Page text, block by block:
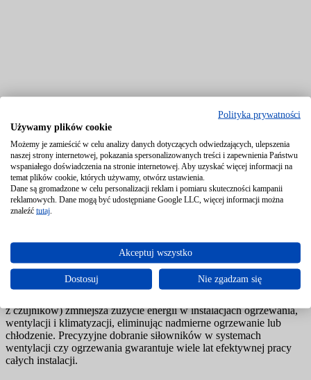
1. Regulacja temperatury i wentylacji
Siłowniki w systemach HVAC pozwalają na precyzyjną kontrolę
przepływu powietrza, otwieraniem i zamykaniem zaworów, a także
na kontrolowanie ustawień temperatury w różnych częściach
budynku. Automatyczne dopasowanie tych parametrów
z czujników) zmniejsza zużycie energii w instalacjach ogrzewania,
wentylacji i klimatyzacji, eliminując nadmierne ogrzewanie lub
chłodzenie. Precyzyjne dobranie siłowników w systemach
wentylacji czy ogrzewania gwarantuje wiele lat efektywnej pracy
całych instalacji.
Polityka prywatności
Używamy plików cookie
Możemy je zamieścić w celu analizy danych dotyczących odwiedzających, ulepszenia
naszej strony internetowej, pokazania spersonalizowanych treści i zapewnienia Państwu
wspaniałego doświadczenia na stronie internetowej. Aby uzyskać więcej informacji na
temat plików cookie, których używamy, otwórz ustawienia.
Dane są gromadzone w celu personalizacji reklam i pomiaru skuteczności kampanii
reklamowych. Dane mogą być udostępniane Google LLC, więcej informacji można
znaleźć tutaj
Akceptuj wszystko
Dostosuj Nie zgadzam się